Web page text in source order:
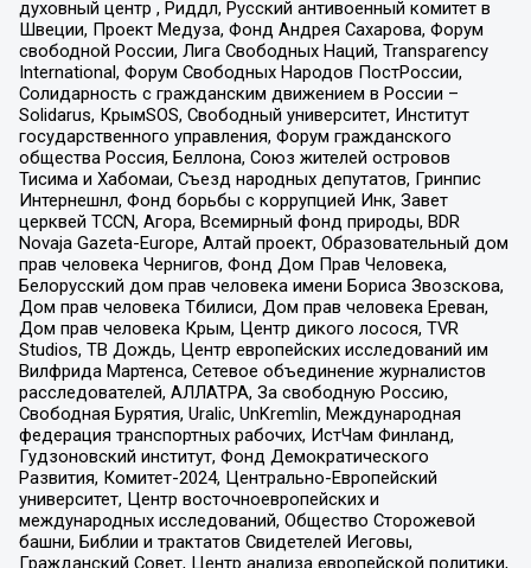
духовный центр , Риддл, Русский антивоенный комитет в
Швеции, Проект Медуза, Фонд Андрея Сахарова, Форум
свободной России, Лига Свободных Наций, Transparеncy
International, Форум Свободных Народов ПостРоссии,
Солидарность с гражданским движением в России –
Solidarus, КрымSOS, Свободный университет, Институт
государственного управления, Форум гражданского
общества Россия, Беллона, Союз жителей островов
Тисима и Хабомаи, Съезд народных депутатов, Гринпис
Интернешнл, Фонд борьбы с коррупцией Инк, Завет
церквей TCCN, Агора, Всемирный фонд природы, BDR
Novaja Gazeta-Europe, Алтай проект, Образовательный дом
прав человека Чернигов, Фонд Дом Прав Человека,
Белорусский дом прав человека имени Бориса Звозскова,
Дом прав человека Тбилиси, Дом прав человека Ереван,
Дом прав человека Крым, Центр дикого лосося, TVR
Studios, ТВ Дождь, Центр европейских исследований им
Вилфрида Мартенса, Сетевое объединение журналистов
расследователей, АЛЛАТРА, За свободную Россию,
Свободная Бурятия, Uralic, UnKremlin, Международная
федерация транспортных рабочих, ИстЧам Финланд,
Гудзоновский институт, Фонд Демократического
Развития, Комитет-2024, Центрально-Европейский
университет, Центр восточноевропейских и
международных исследований, Общество Сторожевой
башни, Библии и трактатов Свидетелей Иеговы,